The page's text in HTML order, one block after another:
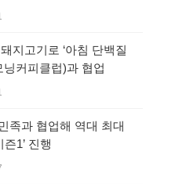
지고기로 ‘아침 단백질
커피클럽)과 협업
족과 협업해 역대 최대
1’ 진행